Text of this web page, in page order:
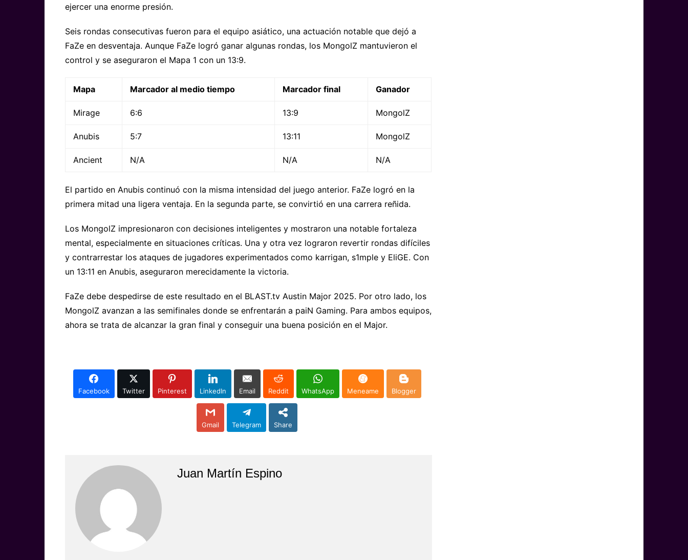
ejercer una enorme presión.
Seis rondas consecutivas fueron para el equipo asiático, una actuación notable que dejó a
FaZe en desventaja. Aunque FaZe logró ganar algunas rondas, los MongolZ mantuvieron el
control y se aseguraron el Mapa 1 con un 13:9.
Mapa Marcador al medio tiempo Marcador final Ganador
Mirage 6:6 13:9 MongolZ
Anubis 5:7 13:11 MongolZ
Ancient N/A N/A N/A
El partido en Anubis continuó con la misma intensidad del juego anterior. FaZe logró en la
primera mitad una ligera ventaja. En la segunda parte, se convirtió en una carrera reñida.
Los MongolZ impresionaron con decisiones inteligentes y mostraron una notable fortaleza
mental, especialmente en situaciones críticas. Una y otra vez lograron revertir rondas difíciles
y contrarrestar los ataques de jugadores experimentados como karrigan, s1mple y EliGE. Con
un 13:11 en Anubis, aseguraron merecidamente la victoria.
FaZe debe despedirse de este resultado en el BLAST.tv Austin Major 2025. Por otro lado, los
MongolZ avanzan a las semifinales donde se enfrentarán a paiN Gaming. Para ambos equipos,
ahora se trata de alcanzar la gran final y conseguir una buena posición en el Major.
Facebook Twitter Pinterest LinkedIn Email Reddit WhatsApp Meneame Blogger
Gmail Telegram Share
Juan Martín Espino